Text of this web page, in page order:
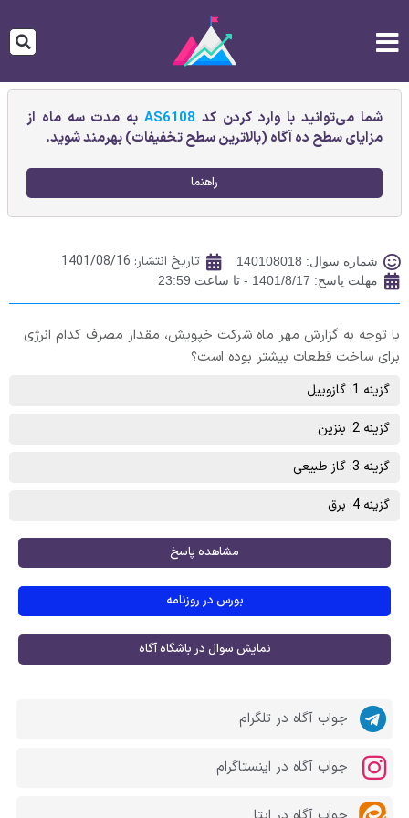
شما می‌توانید با وارد کردن کد AS6108به مدت سه ماه از
مزایای سطح ده آگاه (بالاترین سطح تخفیفات) بهرمند شوید.
راهنما
شماره سوال: 140108018 تاریخ انتشار: 1401/08/16
مهلت پاسخ: 1401/8/17 - تا ساعت 23:59
با توجه به گزارش مهر ماه شرکت خپویش، مقدار مصرف کدام انرژی
برای ساخت قطعات بیشتر بوده است؟
گزینه 1: گازوییل
گزینه 2: بنزین
گزینه 3: گاز طبیعی
گزینه 4: برق
مشاهده پاسخ
بورس در روزنامه
نمایش سوال در باشگاه آگاه
جواب آگاه در تلگرام
جواب آگاه در اینستاگرام